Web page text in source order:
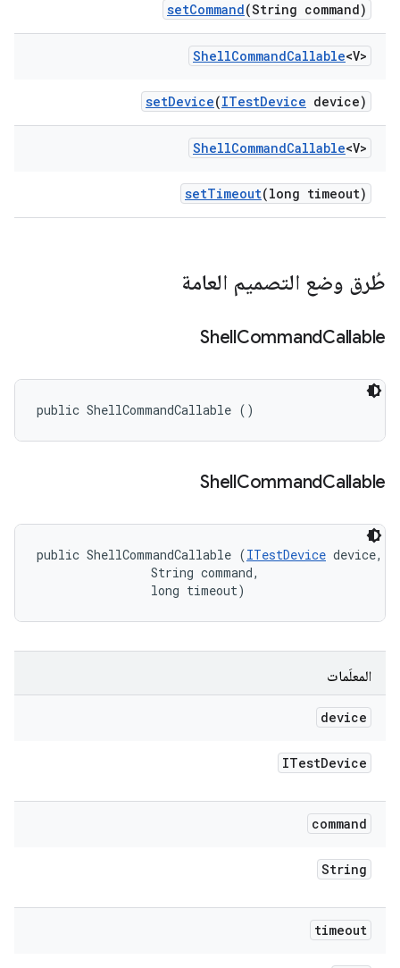
setCommand(String command)
ShellCommandCallable<V>
setDevice(ITestDevice device)
ShellCommandCallable<V>
setTimeout(long timeout)
طُرق وضع التصميم العامة
ShellCommandCallable
public ShellCommandCallable ()
ShellCommandCallable
public ShellCommandCallable (ITestDevice device,
                String command,
                long timeout)
المعلَمات
device
ITestDevice
command
String
timeout